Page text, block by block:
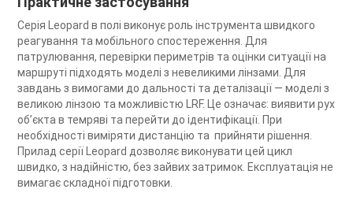
Серія Leopard в полі виконує роль інструмента швидкого
реагування та мобільного спостереження. Для
патрулювання, перевірки периметрів та оцінки ситуації на
маршруті підходять моделі з невеликими лінзами. Для
завдань з вимогами до дальності та деталізації — моделі з
великою лінзою та можливістю LRF. Це означає: виявити рух
об’єкта в темряві та перейти до ідентифікації. При
необхідності виміряти дистанцію та прийняти рішення.
Прилад серії Leopard дозволяє виконувати цей цикл
швидко, з надійністю, без зайвих затримок. Експлуатація не
вимагає складної підготовки.